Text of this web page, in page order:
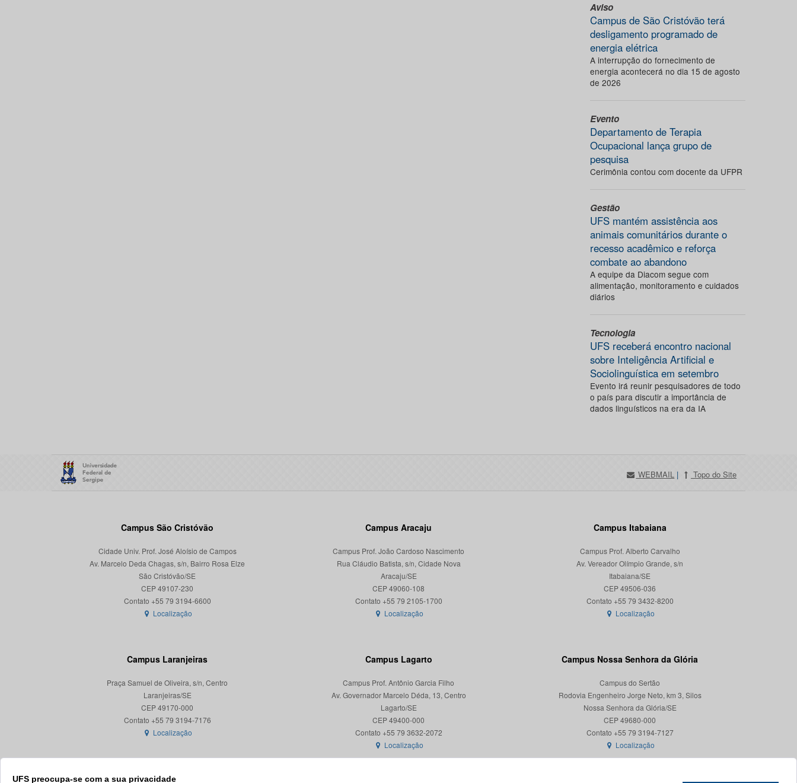
UFS preocupa-se com a sua privacidade
Aviso
Campus de São Cristóvão terá
desligamento programado de
energia elétrica
A interrupção do fornecimento de
energia acontecerá no dia 15 de agosto
de 2026
Evento
Departamento de Terapia
Ocupacional lança grupo de
pesquisa
Cerimônia contou com docente da UFPR
Gestão
UFS mantém assistência aos
animais comunitários durante o
recesso acadêmico e reforça
combate ao abandono
A equipe da Diacom segue com
alimentação, monitoramento e cuidados
diários
Tecnologia
UFS receberá encontro nacional
sobre Inteligência Artificial e
Sociolinguística em setembro
Evento irá reunir pesquisadores de todo
o país para discutir a importância de
dados linguísticos na era da IA
WEBMAIL | Topo do Site
Campus São Cristóvão
Cidade Univ. Prof. José Aloísio de Campos
Av. Marcelo Deda Chagas, s/n, Bairro Rosa Elze
São Cristóvão/SE
CEP 49107-230
Localização
Campus Aracaju
Campus Prof. João Cardoso Nascimento
Rua Cláudio Batista, s/n, Cidade Nova
Aracaju/SE
CEP 49060-108
Localização
Campus Itabaiana
Campus Prof. Alberto Carvalho
Av. Vereador Olímpio Grande, s/n
Itabaiana/SE
CEP 49506-036
Localização
Campus Laranjeiras
Praça Samuel de Oliveira, s/n, Centro
Laranjeiras/SE
CEP 49170-000
Localização
Campus Lagarto
Campus Prof. Antônio Garcia Filho
Av. Governador Marcelo Déda, 13, Centro
Lagarto/SE
CEP 49400-000
Localização
Campus Nossa Senhora da Glória
Campus do Sertão
Rodovia Engenheiro Jorge Neto, km 3, Silos
Nossa Senhora da Glória/SE
CEP 49680-000
Contato +55 79 3194-7127
Localização